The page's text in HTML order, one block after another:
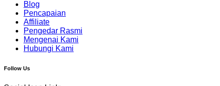
Blog
Pencapaian
Affiliate
Pengedar Rasmi
Mengenai Kami
Hubungi Kami
Follow Us